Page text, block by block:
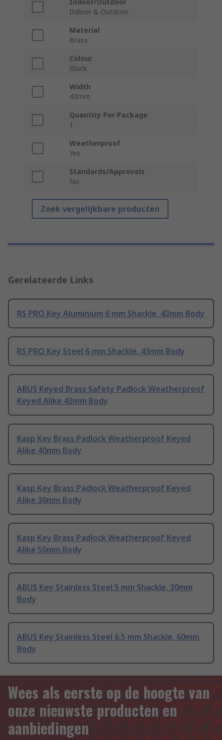
Indoor/Outdoor
Indoor & Outdoor
Material
Brass
Colour
Black
Width
43mm
Quantity Per Package
1
Weatherproof
Yes
Standards/Approvals
No
Zoek vergelijkbare producten
Gerelateerde Links
RS PRO Key Aluminium 6 mm Shackle, 43mm Body
RS PRO Key Steel 6 mm Shackle, 43mm Body
ABUS Keyed Brass Safety Padlock Weatherproof
Keyed Alike 43mm Body
Kasp Key Brass Padlock Weatherproof Keyed
Alike 40mm Body
Kasp Key Brass Padlock Weatherproof Keyed
Alike 30mm Body
Kasp Key Brass Padlock Weatherproof Keyed
Alike 50mm Body
ABUS Key Stainless Steel 5 mm Shackle, 30mm
Body
ABUS Key Stainless Steel 6.5 mm Shackle, 60mm
Body
Wees als eerste op de hoogte van
onze nieuwste producten en
aanbiedingen